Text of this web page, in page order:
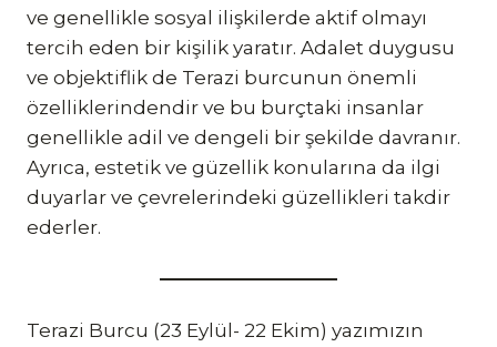
ve genellikle sosyal ilişkilerde aktif olmayı
tercih eden bir kişilik yaratır. Adalet duygusu
ve objektiflik de Terazi burcunun önemli
özelliklerindendir ve bu burçtaki insanlar
genellikle adil ve dengeli bir şekilde davranır.
Ayrıca, estetik ve güzellik konularına da ilgi
duyarlar ve çevrelerindeki güzellikleri takdir
ederler.
Terazi Burcu (23 Eylül- 22 Ekim) yazımızın